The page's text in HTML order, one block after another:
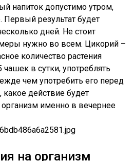
напиток допустимо утром,
результат будет
дней. Не стоит
меры нужно во всем. Цикорий –
количество растения
в сутки, употреблять
чем употребить его перед
действие будет
организм именно в вечернее
на организм